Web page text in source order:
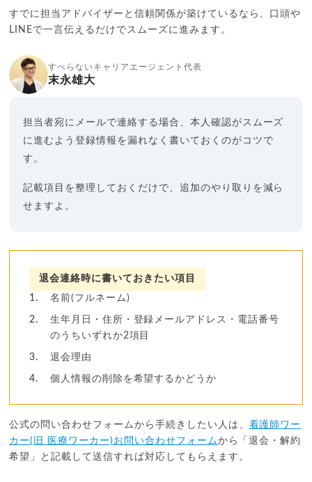
すでに担当アドバイザーと信頼関係が築けているなら、口頭や
LINEで一言伝えるだけでスムーズに進みます。
すべらないキャリアエージェント代表
末永雄大
担当者宛にメールで連絡する場合、本人確認がスムーズ
に進むよう登録情報を漏れなく書いておくのがコツで
す。
記載項目を整理しておくだけで、追加のやり取りを減ら
せますよ。
退会連絡時に書いておきたい項目
名前(フルネーム)
生年月日・住所・登録メールアドレス・電話番号
のうちいずれか2項目
退会理由
個人情報の削除を希望するかどうか
公式の問い合わせフォームから手続きしたい人は、 看護師ワー
カー(旧 医療ワーカー)お問い合わせフォームから「退会・解約
希望」と記載して送信すれば対応してもらえます。